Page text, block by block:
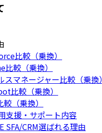
比較（乗換）
較（乗換）
スマネージャー比較（乗換）
比較（乗換）
（乗換）
支援・サポート内容
SFA/CRM選ばれる理由